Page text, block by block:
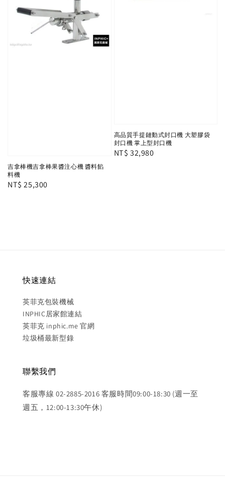
吉拿棒機吉拿棒果醬注心機 醬料餡
料機
Regular
NT$ 25,300
高品質手提鏈動式封口機 大塑膠袋
封口機 掌上型封口機
Regular
NT$ 32,980
快速連結
英菲克包裝機械
INPHIC居家館連結
英菲克 inphic.me 官網
垃圾桶最新型錄
聯繫我們
客服專線 02-2885-2016 客服時間09:00-18:30 (週一至
週五，12:00-13:30午休)